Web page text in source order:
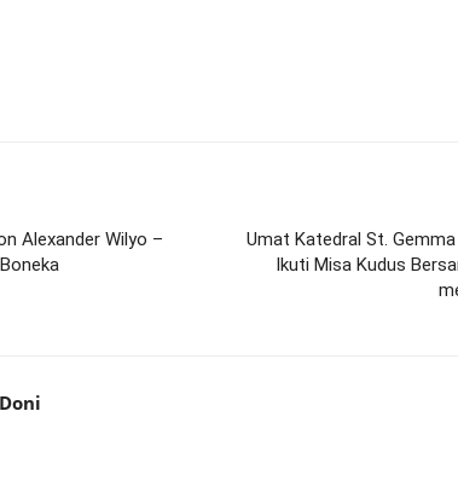
Alexander Wilyo –
Umat Katedral St.
Ikuti Misa Kudus